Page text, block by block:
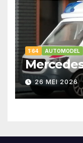
1:64 AUTOMODEL
26 MEI 2026